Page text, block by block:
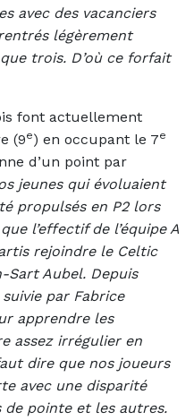
avec des vacanciers
légèrement
trois. D’où ce forfait
font actuellement
(9e) en occupant le 7e
d’un point par
jeunes qui évoluaient
propulsés en P2 lors
l’effectif de l’équipe A
rejoindre le Celtic
Sart Aubel. Depuis
par Fabrice
apprendre les
assez irrégulier en
dire que nos joueurs
avec une disparité
pointe et les autres.